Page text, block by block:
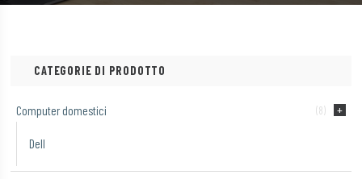
CATEGORIE DI PRODOTTO
Computer domestici (8)
Dell